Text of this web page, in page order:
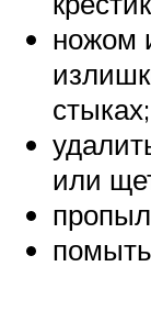
ножом
стыках;
или